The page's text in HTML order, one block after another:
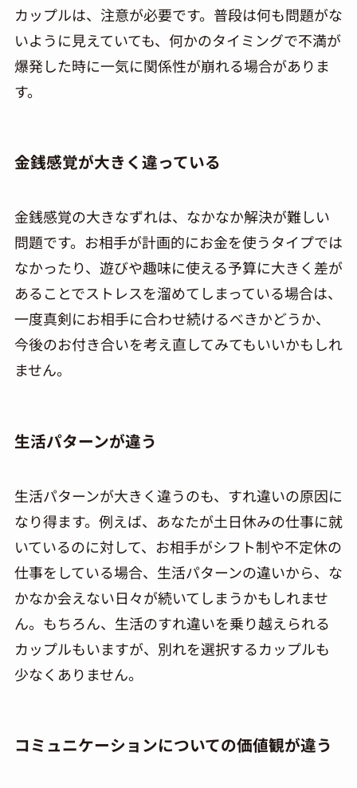
カップルは、注意が必要です。普段は何も問題がな
いように見えていても、何かのタイミングで不満が
爆発した時に一気に関係性が崩れる場合がありま
す。
金銭感覚が大きく違っている
金銭感覚の大きなずれは、なかなか解決が難しい
問題です。お相手が計画的にお金を使うタイプでは
なかったり、遊びや趣味に使える予算に大きく差が
あることでストレスを溜めてしまっている場合は、
一度真剣にお相手に合わせ続けるべきかどうか、
今後のお付き合いを考え直してみてもいいかもしれ
ません。
生活パターンが違う
生活パターンが大きく違うのも、すれ違いの原因に
なり得ます。例えば、あなたが土日休みの仕事に就
いているのに対して、お相手がシフト制や不定休の
仕事をしている場合、生活パターンの違いから、な
かなか会えない日々が続いてしまうかもしれませ
ん。もちろん、生活のすれ違いを乗り越えられる
カップルもいますが、別れを選択するカップルも
少なくありません。
コミュニケーションについての価値観が違う